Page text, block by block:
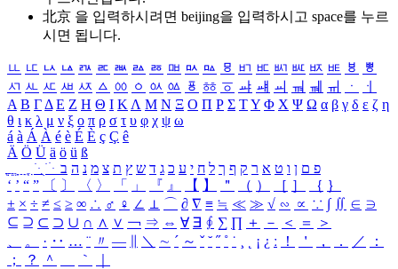
北京 을 입력하시려면 beijing을 입력하시고 space를 누르
시면 됩니다.
ㅥ ㅦ ㅧ ㅨ ㅩ ㅪ ㅫ ㅬ ㅭ ㅮ ㅯ ㅰ ㅱ ㅲ ㅳ ㅴ ㅵ ㅶ ㅷ ㅸ
ㅹ
ㅺ ㅻ ㅼ ㅽ ㅾ ㅿ ㆀ ㆁ ㆂ ㆃ ㆄ ㆅ ㆆ ㆇ ㆈ ㆉ ㆊ ㆋ ㆌ ㆍ
ㆎ
Α Β ΓΔ Ε Ζ Η Θ Ι ΚΛ Μ Ν Ξ Ο Π Ρ Σ ΤΥ Φ Χ Ψ Ω α β γ δ ε ζ η
θ ι κ λ μ ν ξ ο π ρ σ τ υ φ χ ψ ω
á à Á À é è É È ç Ç ê
Ä Ö Ü ä ö ü ß
ִֶֹ ֻּ ׁׂ פ ם ן ו ט א ר ק ף ך ל ח י ע כ ג ד ש ץ ת צ מ נ ה ב
‘ ’ “ ” 〔 〕 〈 〉 「 」 『 』 【 】 ＂ （ ） ［ ］ ｛ ｝
± × ÷ ≠ ≤ ≥ ∞ ∴ ♂ ♀ ∠ ⊥ ⌒ ∂ ∇ ≡ ≒ ≪ ≫ √ ∽ ∝ ∵ ∫ ∬ ∈ ∋
⊆ ⊇ ⊂ ⊃ ∪ ∩ ∧ ∨ ￢ ⇒ ⇔ ∀ ∃ ∮ ∑ ∏ ＋ － ＜ ＝
＞
、
。 · ‥ … ¨ 〃 ― ＼ ∼ ´ ～ ˇ ˘ ˝ ˚ ˙ ¸ ¡ ¿ ː ！ ＇ ， ． ／
：
；
？ ＾ ｀